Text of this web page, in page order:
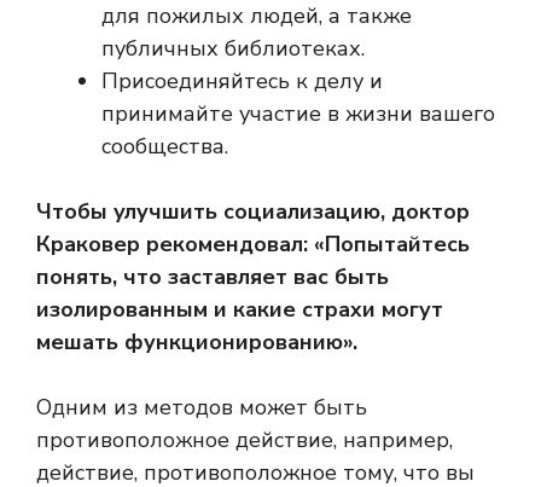
для пожилых людей, а также
публичных библиотеках.
Присоединяйтесь к делу и
принимайте участие в жизни вашего
сообщества.
Чтобы улучшить социализацию, доктор
Краковер рекомендовал: «Попытайтесь
понять, что заставляет вас быть
изолированным и какие страхи могут
мешать функционированию».
Одним из методов может быть
противоположное действие, например,
действие, противоположное тому, что вы